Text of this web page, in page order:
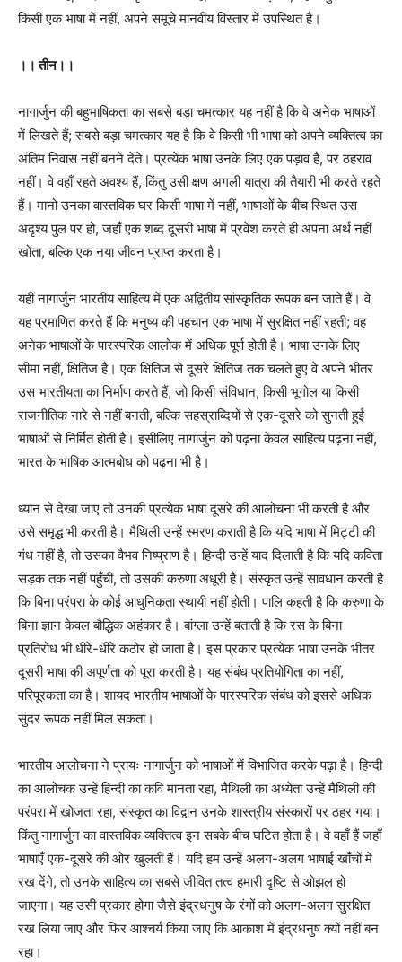
किसी एक भाषा में नहीं, अपने समूचे मानवीय विस्तार में उपस्थित है।
।। तीन।।
नागार्जुन की बहुभाषिकता का सबसे बड़ा चमत्कार यह नहीं है कि वे अनेक भाषाओं
में लिखते हैं; सबसे बड़ा चमत्कार यह है कि वे किसी भी भाषा को अपने व्यक्तित्व का
अंतिम निवास नहीं बनने देते। प्रत्येक भाषा उनके लिए एक पड़ाव है, पर ठहराव
नहीं। वे वहाँ रहते अवश्य हैं, किंतु उसी क्षण अगली यात्रा की तैयारी भी करते रहते
हैं। मानो उनका वास्तविक घर किसी भाषा में नहीं, भाषाओं के बीच स्थित उस
अदृश्य पुल पर हो, जहाँ एक शब्द दूसरी भाषा में प्रवेश करते ही अपना अर्थ नहीं
खोता, बल्कि एक नया जीवन प्राप्त करता है।
यहीं नागार्जुन भारतीय साहित्य में एक अद्वितीय सांस्कृतिक रूपक बन जाते हैं। वे
यह प्रमाणित करते हैं कि मनुष्य की पहचान एक भाषा में सुरक्षित नहीं रहती; वह
अनेक भाषाओं के पारस्परिक आलोक में अधिक पूर्ण होती है। भाषा उनके लिए
सीमा नहीं, क्षितिज है। एक क्षितिज से दूसरे क्षितिज तक चलते हुए वे अपने भीतर
उस भारतीयता का निर्माण करते हैं, जो किसी संविधान, किसी भूगोल या किसी
राजनीतिक नारे से नहीं बनती, बल्कि सहस्राब्दियों से एक-दूसरे को सुनती हुई
भाषाओं से निर्मित होती है। इसीलिए नागार्जुन को पढ़ना केवल साहित्य पढ़ना नहीं,
भारत के भाषिक आत्मबोध को पढ़ना भी है।
ध्यान से देखा जाए तो उनकी प्रत्येक भाषा दूसरे की आलोचना भी करती है और
उसे समृद्ध भी करती है। मैथिली उन्हें स्मरण कराती है कि यदि भाषा में मिट्टी की
गंध नहीं है, तो उसका वैभव निष्प्राण है। हिन्दी उन्हें याद दिलाती है कि यदि कविता
सड़क तक नहीं पहुँची, तो उसकी करुणा अधूरी है। संस्कृत उन्हें सावधान करती है
कि बिना परंपरा के कोई आधुनिकता स्थायी नहीं होती। पालि कहती है कि करुणा के
बिना ज्ञान केवल बौद्धिक अहंकार है। बांग्ला उन्हें बताती है कि रस के बिना
प्रतिरोध भी धीरे-धीरे कठोर हो जाता है। इस प्रकार प्रत्येक भाषा उनके भीतर
दूसरी भाषा की अपूर्णता को पूरा करती है। यह संबंध प्रतियोगिता का नहीं,
परिपूरकता का है। शायद भारतीय भाषाओं के पारस्परिक संबंध को इससे अधिक
सुंदर रूपक नहीं मिल सकता।
भारतीय आलोचना ने प्रायः नागार्जुन को भाषाओं में विभाजित करके पढ़ा है। हिन्दी
का आलोचक उन्हें हिन्दी का कवि मानता रहा, मैथिली का अध्येता उन्हें मैथिली की
परंपरा में खोजता रहा, संस्कृत का विद्वान उनके शास्त्रीय संस्कारों पर ठहर गया।
किंतु नागार्जुन का वास्तविक व्यक्तित्व इन सबके बीच घटित होता है। वे वहाँ हैं जहाँ
भाषाएँ एक-दूसरे की ओर खुलती हैं। यदि हम उन्हें अलग-अलग भाषाई खाँचों में
रख देंगे, तो उनके साहित्य का सबसे जीवित तत्व हमारी दृष्टि से ओझल हो
जाएगा। यह उसी प्रकार होगा जैसे इंद्रधनुष के रंगों को अलग-अलग सुरक्षित
रख लिया जाए और फिर आश्चर्य किया जाए कि आकाश में इंद्रधनुष क्यों नहीं बन
रहा।